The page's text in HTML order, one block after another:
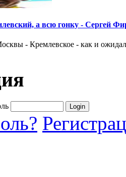
а всю гонку - Сергей
- Кремлевское - как и